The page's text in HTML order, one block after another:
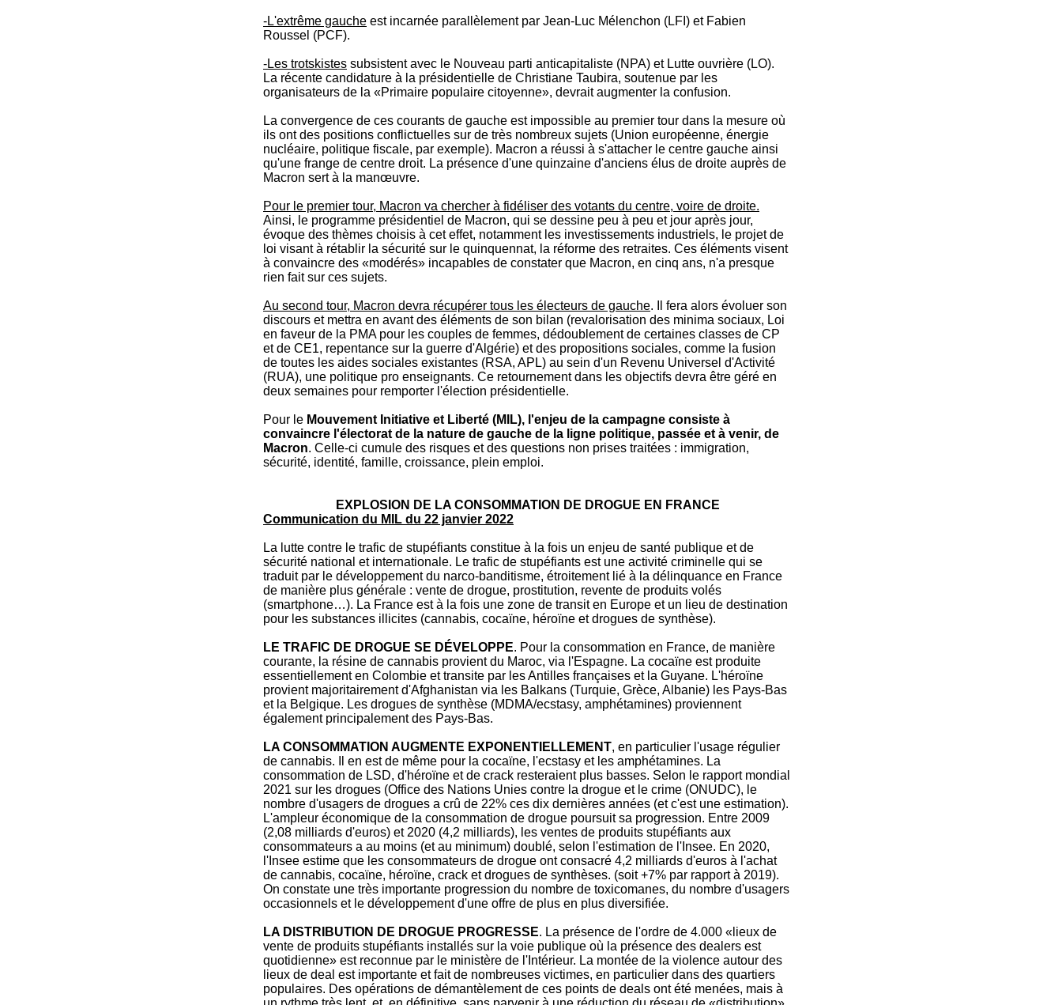
-L'extrême gauche est incarnée parallèlement par Jean-Luc Mélenchon (LFI) et Fabien
Roussel (PCF).
-Les trotskistes subsistent avec le Nouveau parti anticapitaliste (NPA) et Lutte ouvrière (LO).
La récente candidature à la présidentielle de Christiane Taubira, soutenue par les
organisateurs de la «Primaire populaire citoyenne», devrait augmenter la confusion.
La convergence de ces courants de gauche est impossible au premier tour dans la mesure où
ils ont des positions conflictuelles sur de très nombreux sujets (Union européenne, énergie
nucléaire, politique fiscale, par exemple). Macron a réussi à s'attacher le centre gauche ainsi
qu'une frange de centre droit. La présence d'une quinzaine d'anciens élus de droite auprès de
Macron sert à la manœuvre.
Pour le premier tour, Macron va chercher à fidéliser des votants du centre, voire de droite.
Ainsi, le programme présidentiel de Macron, qui se dessine peu à peu et jour après jour,
évoque des thèmes choisis à cet effet, notamment les investissements industriels, le projet de
loi visant à rétablir la sécurité sur le quinquennat, la réforme des retraites. Ces éléments visent
à convaincre des «modérés» incapables de constater que Macron, en cinq ans, n'a presque
rien fait sur ces sujets.
Au second tour, Macron devra récupérer tous les électeurs de gauche. Il fera alors évoluer son
discours et mettra en avant des éléments de son bilan (revalorisation des minima sociaux, Loi
en faveur de la PMA pour les couples de femmes, dédoublement de certaines classes de CP
et de CE1, repentance sur la guerre d'Algérie) et des propositions sociales, comme la fusion
de toutes les aides sociales existantes (RSA, APL) au sein d'un Revenu Universel d'Activité
(RUA), une politique pro enseignants. Ce retournement dans les objectifs devra être géré en
deux semaines pour remporter l'élection présidentielle.
Pour le Mouvement Initiative et Liberté (MIL), l'enjeu de la campagne consiste à
convaincre l'électorat de la nature de gauche de la ligne politique, passée et à venir, de
Macron. Celle-ci cumule des risques et des questions non prises traitées : immigration,
sécurité, identité, famille, croissance, plein emploi.
EXPLOSION DE LA CONSOMMATION DE DROGUE EN FRANCE
Communication du MIL du 22 janvier 2022
La lutte contre le trafic de stupéfiants constitue à la fois un enjeu de santé publique et de
sécurité national et internationale. Le trafic de stupéfiants est une activité criminelle qui se
traduit par le développement du narco-banditisme, étroitement lié à la délinquance en France
de manière plus générale : vente de drogue, prostitution, revente de produits volés
(smartphone…). La France est à la fois une zone de transit en Europe et un lieu de destination
pour les substances illicites (cannabis, cocaïne, héroïne et drogues de synthèse).
LE TRAFIC DE DROGUE SE DÉVELOPPE. Pour la consommation en France, de manière
courante, la résine de cannabis provient du Maroc, via l'Espagne. La cocaïne est produite
essentiellement en Colombie et transite par les Antilles françaises et la Guyane. L'héroïne
provient majoritairement d'Afghanistan via les Balkans (Turquie, Grèce, Albanie) les Pays-Bas
et la Belgique. Les drogues de synthèse (MDMA/ecstasy, amphétamines) proviennent
également principalement des Pays-Bas.
LA CONSOMMATION AUGMENTE EXPONENTIELLEMENT, en particulier l'usage régulier
de cannabis. Il en est de même pour la cocaïne, l'ecstasy et les amphétamines. La
consommation de LSD, d'héroïne et de crack resteraient plus basses. Selon le rapport mondial
2021 sur les drogues (Office des Nations Unies contre la drogue et le crime (ONUDC), le
nombre d'usagers de drogues a crû de 22% ces dix dernières années (et c'est une estimation).
L'ampleur économique de la consommation de drogue poursuit sa progression. Entre 2009
(2,08 milliards d'euros) et 2020 (4,2 milliards), les ventes de produits stupéfiants aux
consommateurs a au moins (et au minimum) doublé, selon l'estimation de l'Insee. En 2020,
l'Insee estime que les consommateurs de drogue ont consacré 4,2 milliards d'euros à l'achat
de cannabis, cocaïne, héroïne, crack et drogues de synthèses. (soit +7% par rapport à 2019).
On constate une très importante progression du nombre de toxicomanes, du nombre d'usagers
occasionnels et le développement d'une offre de plus en plus diversifiée.
LA DISTRIBUTION DE DROGUE PROGRESSE. La présence de l'ordre de 4.000 «lieux de
vente de produits stupéfiants installés sur la voie publique où la présence des dealers est
quotidienne» est reconnue par le ministère de l'Intérieur. La montée de la violence autour des
lieux de deal est importante et fait de nombreuses victimes, en particulier dans des quartiers
populaires. Des opérations de démantèlement de ces points de deals ont été menées, mais à